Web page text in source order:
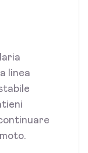
linea